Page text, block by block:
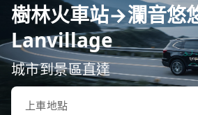
樹林火車站→瀾音悠
Lanvillage
城市到景區直達
上車地點